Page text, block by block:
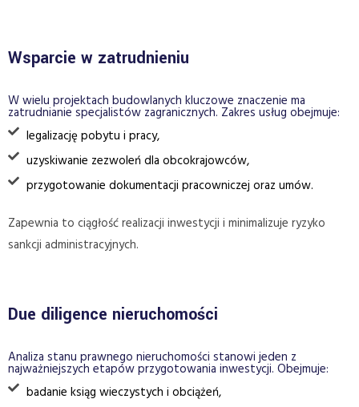
Wsparcie w zatrudnieniu
W wielu projektach budowlanych kluczowe znaczenie ma
zatrudnianie specjalistów zagranicznych. Zakres usług obejmuje:
legalizację pobytu i pracy,
uzyskiwanie zezwoleń dla obcokrajowców,
przygotowanie dokumentacji pracowniczej oraz umów.
Zapewnia to ciągłość realizacji inwestycji i minimalizuje ryzyko
sankcji administracyjnych.
Due diligence nieruchomości
Analiza stanu prawnego nieruchomości stanowi jeden z
najważniejszych etapów przygotowania inwestycji. Obejmuje:
badanie ksiąg wieczystych i obciążeń,